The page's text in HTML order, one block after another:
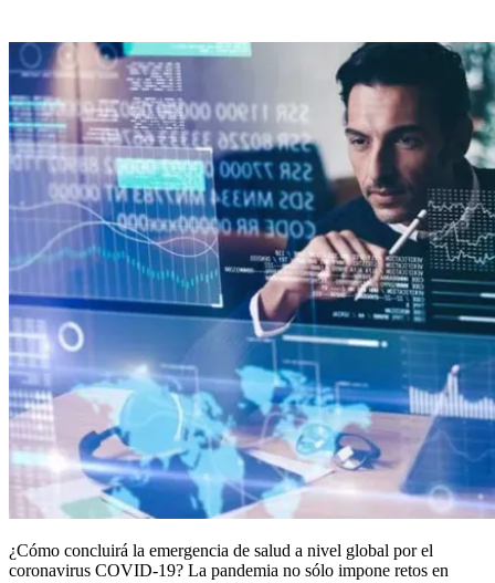
¿Cómo concluirá la emergencia de salud a nivel global por el
coronavirus COVID-19? La pandemia no sólo impone retos en